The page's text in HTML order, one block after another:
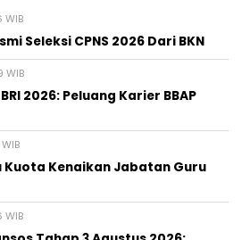
WIB
Seleksi CPNS 2026 Dari BKN
WIB
2026: Peluang Karier BBAP
Kuota Kenaikan Jabatan Guru
WIB